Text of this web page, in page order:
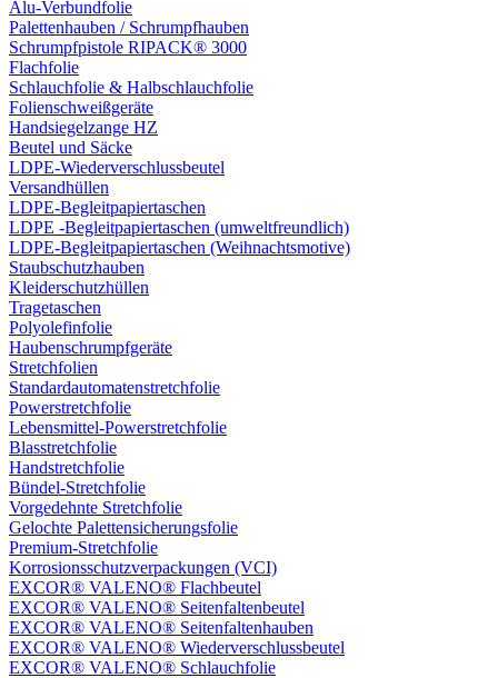
Alu-Verbundfolie
Palettenhauben / Schrumpfhauben
Schrumpfpistole RIPACK® 3000
Flachfolie
Schlauchfolie & Halbschlauchfolie
Folienschweißgeräte
Handsiegelzange HZ
Beutel und Säcke
LDPE-Wiederverschlussbeutel
Versandhüllen
LDPE-Begleitpapiertaschen
LDPE -Begleitpapiertaschen (umweltfreundlich)
LDPE-Begleitpapiertaschen (Weihnachtsmotive)
Staubschutzhauben
Kleiderschutzhüllen
Tragetaschen
Polyolefinfolie
Haubenschrumpfgeräte
Stretchfolien
Standardautomatenstretchfolie
Powerstretchfolie
Lebensmittel-Powerstretchfolie
Blasstretchfolie
Handstretchfolie
Bündel-Stretchfolie
Vorgedehnte Stretchfolie
Gelochte Palettensicherungsfolie
Premium-Stretchfolie
Korrosionsschutzverpackungen (VCI)
EXCOR® VALENO® Flachbeutel
EXCOR® VALENO® Seitenfaltenbeutel
EXCOR® VALENO® Seitenfaltenhauben
EXCOR® VALENO® Wiederverschlussbeutel
EXCOR® VALENO® Schlauchfolie